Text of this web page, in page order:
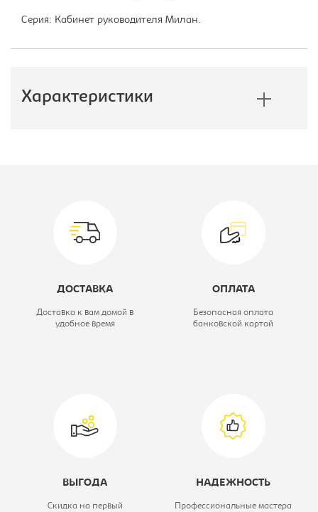
Серия: Кабинет руководителя Милан.
Характеристики
Приставка к
ДОСТАВКА
Доставка к вам домой в
удобное время
ОПЛАТА
Безопасная оплата
банковской картой
ВЫГОДА
Скидка на первый
НАДЕЖНОСТЬ
Профессиональные мастера